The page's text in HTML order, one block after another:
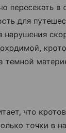
пересекать в
для
нарушения
темной
что
точки в